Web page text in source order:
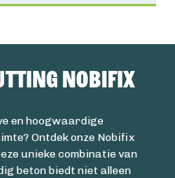
Nobifix
en hoogwaardige
Ontdek onze Nobifix
unieke combinatie van
beton biedt niet alleen